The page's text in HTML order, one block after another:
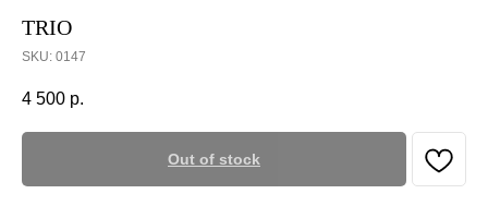
TRIO
SKU: 0147
4 500 р.
Out of stock